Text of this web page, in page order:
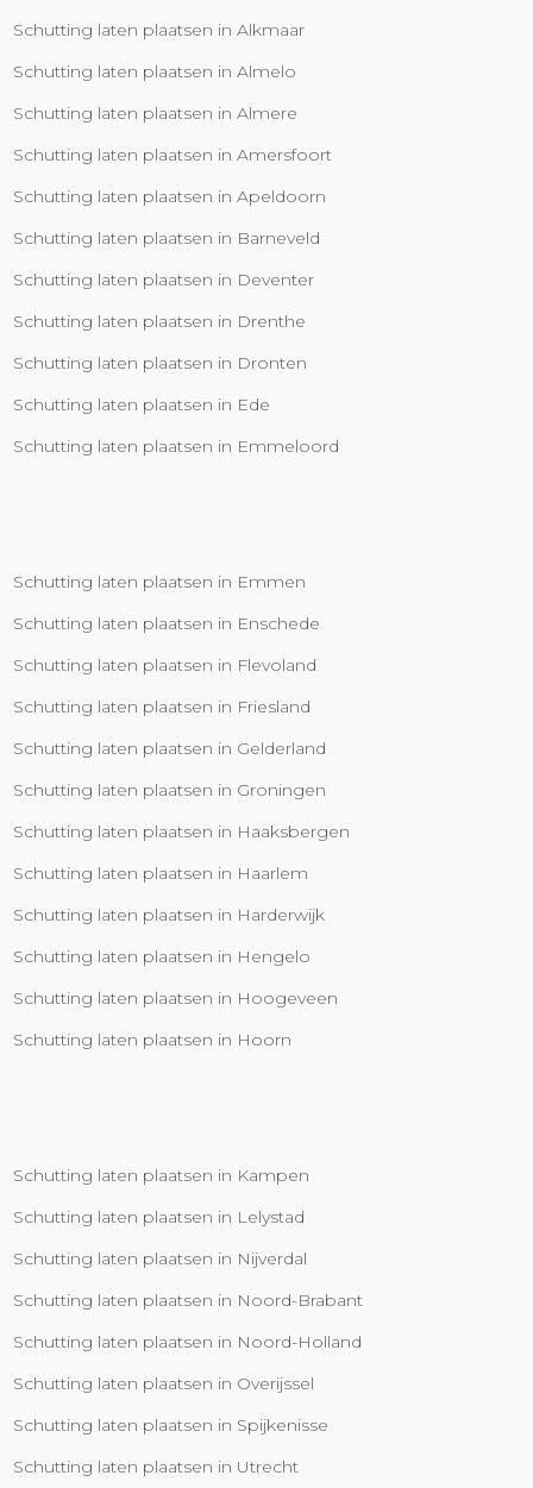
Schutting laten plaatsen in Alkmaar
Schutting laten plaatsen in Almelo
Schutting laten plaatsen in Almere
Schutting laten plaatsen in Amersfoort
Schutting laten plaatsen in Apeldoorn
Schutting laten plaatsen in Barneveld
Schutting laten plaatsen in Deventer
Schutting laten plaatsen in Drenthe
Schutting laten plaatsen in Dronten
Schutting laten plaatsen in Ede
Schutting laten plaatsen in Emmeloord
Schutting laten plaatsen in Emmen
Schutting laten plaatsen in Enschede
Schutting laten plaatsen in Flevoland
Schutting laten plaatsen in Friesland
Schutting laten plaatsen in Gelderland
Schutting laten plaatsen in Groningen
Schutting laten plaatsen in Haaksbergen
Schutting laten plaatsen in Haarlem
Schutting laten plaatsen in Harderwijk
Schutting laten plaatsen in Hengelo
Schutting laten plaatsen in Hoogeveen
Schutting laten plaatsen in Hoorn
Schutting laten plaatsen in Kampen
Schutting laten plaatsen in Lelystad
Schutting laten plaatsen in Nijverdal
Schutting laten plaatsen in Noord-Brabant
Schutting laten plaatsen in Noord-Holland
Schutting laten plaatsen in Overijssel
Schutting laten plaatsen in Spijkenisse
Schutting laten plaatsen in Utrecht